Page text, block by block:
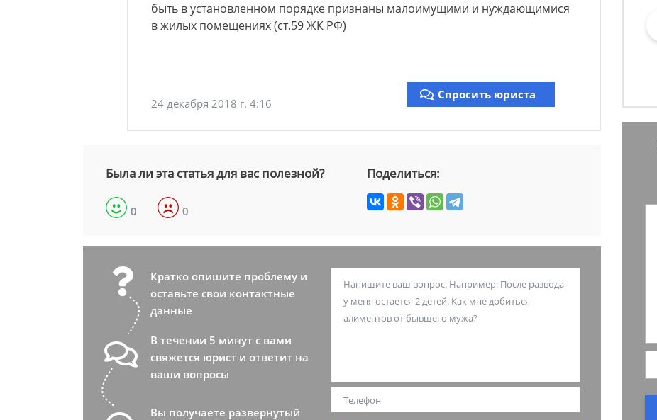
быть в установленном порядке признаны малоимущими и нуждающимися
в жилых помещениях (ст.59 ЖК РФ)
24 декабря 2018 г. 4:16
Спросить юриста
Была ли эта статья для вас полезной?
0 0
Поделиться:
Кратко опишите проблему и
оставьте свои контактные
данные
В течении 5 минут с вами
свяжется юрист и ответит на
ваши вопросы
Вы получаете развернутый